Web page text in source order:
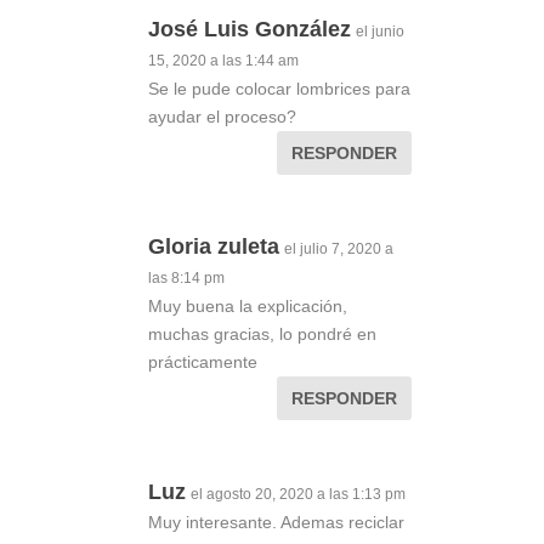
José Luis González el junio
15, 2020 a las 1:44 am
Se le pude colocar lombrices para
ayudar el proceso?
RESPONDER
Gloria zuleta el julio 7, 2020 a
las 8:14 pm
Muy buena la explicación,
muchas gracias, lo pondré en
prácticamente
RESPONDER
Luz el agosto 20, 2020 a las 1:13 pm
Muy interesante. Ademas reciclar